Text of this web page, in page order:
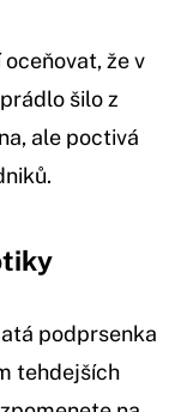
že v
šilo z
ale poctivá
podprsenka
tehdejších